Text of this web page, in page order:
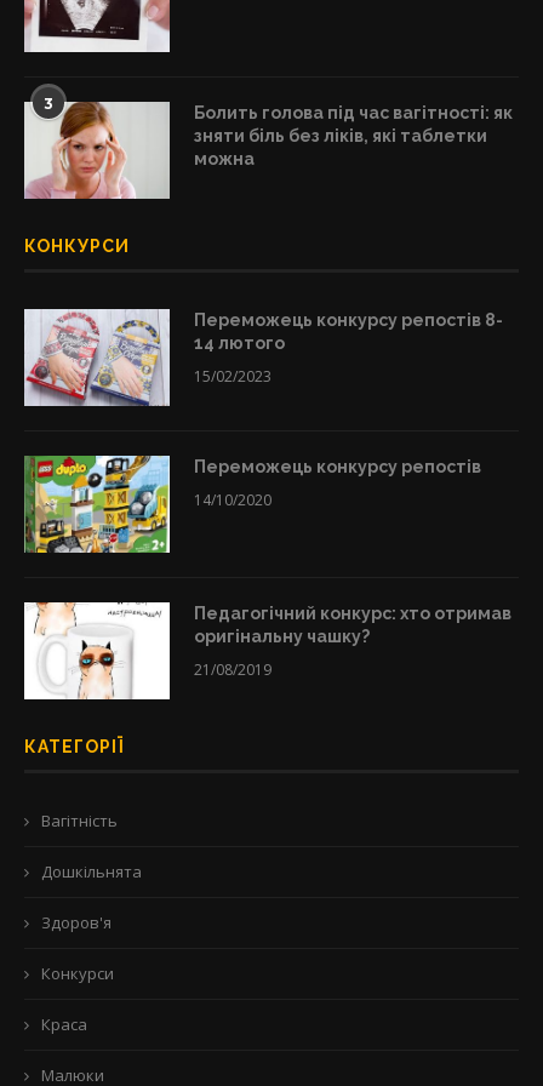
3
Болить голова під час вагітності: як
зняти біль без ліків, які таблетки
можна
КОНКУРСИ
Переможець конкурсу репостів 8-
14 лютого
15/02/2023
Переможець конкурсу репостів
14/10/2020
Педагогічний конкурс: хто отримав
оригінальну чашку?
21/08/2019
КАТЕГОРІЇ
Вагітність
Дошкільнята
Здоров'я
Конкурси
Краса
Малюки